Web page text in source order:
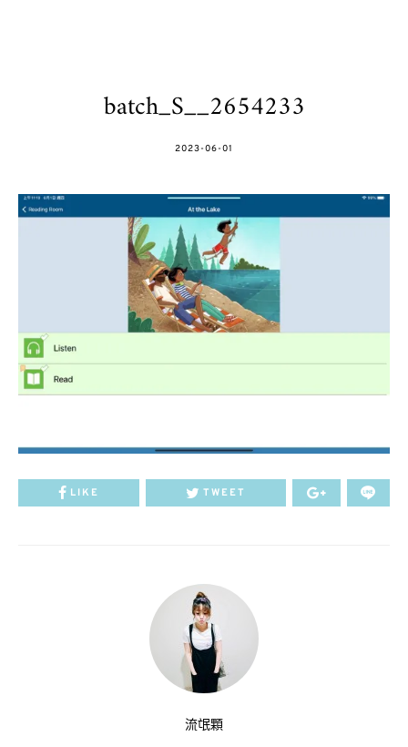
batch_S__2654233
POSTED
2023-06-01
LIKE TWEET
流氓顆